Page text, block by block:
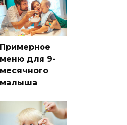
Примерное
меню для 9-
месячного
малыша